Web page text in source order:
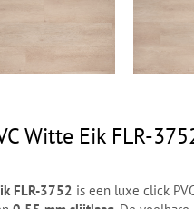
Witte Eik FLR-
FLR-3752 is een luxe click